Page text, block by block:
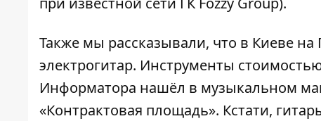
Также мы рассказывали, что в Киеве на
электрогитар. Инструменты
Информатора нашёл в музыкальном
«Контрактовая площадь». Кстати,